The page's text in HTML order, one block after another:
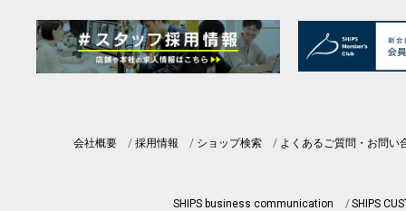
会社概要 採用情報 ショップ検索 よくあるご質問・お問い
SHIPS business communication SHIPS